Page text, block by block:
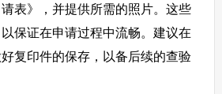
请表》，并提供所需的照片。这些
保证在申请过程中流畅。建议在
复印件的保存，以备后续的查验